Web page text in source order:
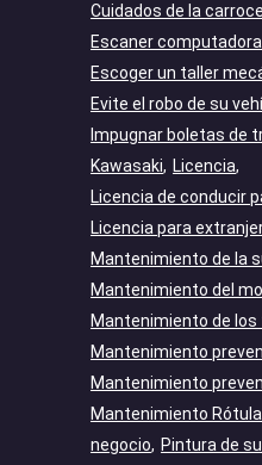
Cuidados de la
Escaner
Escoger un taller
Evite el robo de su
Impugnar boletas de
Kawasaki
Licencia
Licencia de conducir
Licencia para
Mantenimiento de la
Mantenimiento del
Mantenimiento de los
Mantenimiento
Mantenimiento
Mantenimiento
negocio
Pintura de